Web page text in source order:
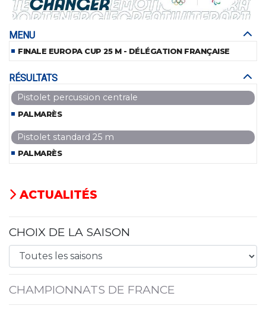
MENU
FINALE EUROPA CUP 25 M - DÉLÉGATION FRANÇAISE
RÉSULTATS
Pistolet percussion centrale
PALMARÈS
Pistolet standard 25 m
PALMARÈS
ACTUALITÉS
CHOIX DE LA SAISON
CHAMPIONNATS DE FRANCE